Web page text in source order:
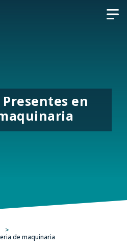
Presentes en
>
de maquinaria